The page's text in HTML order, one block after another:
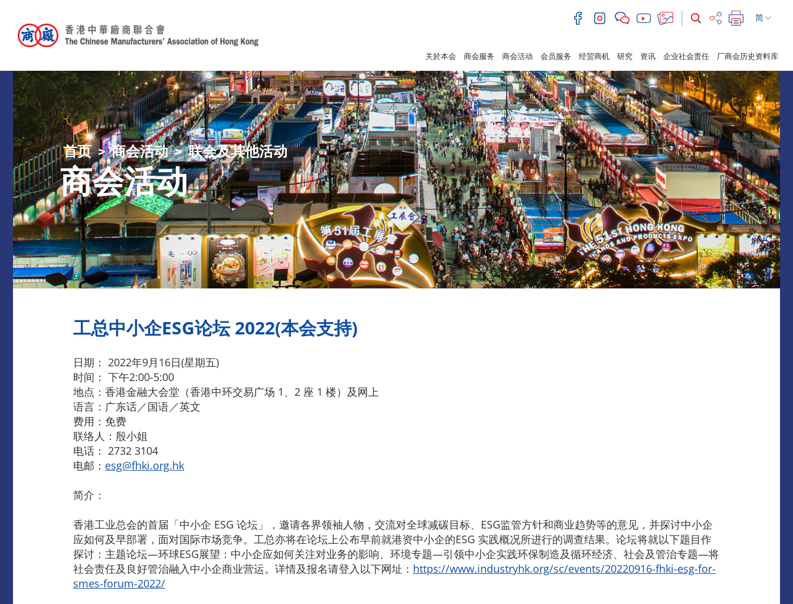
简
关於本会 商会服务 商会活动 会员服务 经贸商机 研究 资讯 企业社会责任 厂商会历史资料库
首页 商会活动 联会及其他活动
商会活动
工总中小企ESG论坛 2022(本会支持)
日期： 2022年9月16日(星期五)
时间： 下午2:00-5:00
地点：香港金融大会堂（香港中环交易广场 1、2 座 1 楼）及网上
语言：广东话／国语／英文
费用：免费
联络人：殷小姐
电话： 2732 3104
电邮： esg@fhki.org.hk
简介：
香港工业总会的首届「中小企 ESG 论坛」，邀请各界领袖人物，交流对全球减碳目标、ESG监管方针和商业趋势等的意见，并探讨中小企
应如何及早部署，面对国际巿场竞争。工总亦将在论坛上公布早前就港资中小企的ESG 实践概况所进行的调查结果。论坛将就以下题目作
探讨：主题论坛—环球ESG展望：中小企应如何关注对业务的影响、环境专题—引领中小企实践环保制造及循环经济、社会及管治专题—将
社会责任及良好管治融入中小企商业营运。详情及报名请登入以下网址： https://www.industryhk.org/sc/events/20220916-fhki-esg-for-
smes-forum-2022/